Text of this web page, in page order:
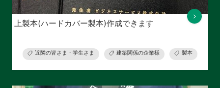
上製本(ハードカバー製本)作成できます
近隣の皆さま・学生さま 建築関係の企業様 製本